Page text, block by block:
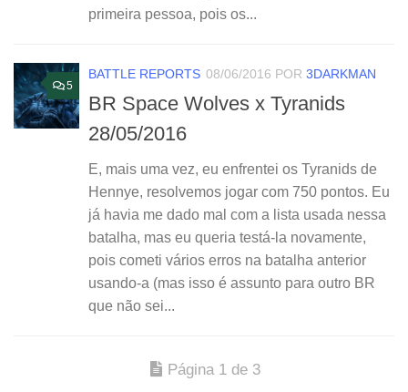
primeira pessoa, pois os...
5
BATTLE REPORTS 08/06/2016 POR 3DARKMAN
BR Space Wolves x Tyranids
28/05/2016
E, mais uma vez, eu enfrentei os Tyranids de
Hennye, resolvemos jogar com 750 pontos. Eu
já havia me dado mal com a lista usada nessa
batalha, mas eu queria testá-la novamente,
pois cometi vários erros na batalha anterior
usando-a (mas isso é assunto para outro BR
que não sei...
Página 1 de 3